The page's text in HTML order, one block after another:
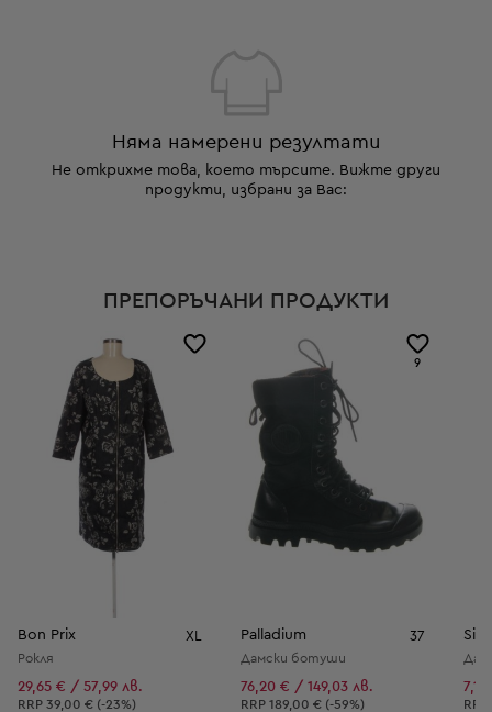
Няма намерени резултати
Не открихме това, което търсите. Вижте други
продукти, избрани за Вас:
ПРЕПОРЪЧАНИ ПРОДУКТИ
Bon Prix XL
Рокля
29,65 € / 57,99 лв.
Препоръчителна цена:
RRP 39,00 € (-23%)
9
Palladium 37
Дамски ботуши
76,20 € / 149,03 лв.
Препоръчителна цена:
RRP 189,00 € (-59%) RRP